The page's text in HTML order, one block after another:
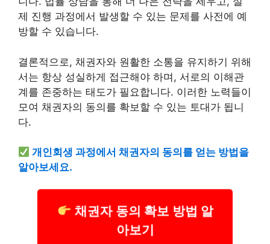
제 진행 과정에서 발생할 수 있는 문제를 사전에 예
방할 수 있습니다.
결론적으로, 채권자와 원활한 소통을 유지하기 위해
서는 항상 성실하게 접근해야 하며, 서로의 이해관
계를 존중하는 태도가 필요합니다. 이러한 노력들이
모여 채권자의 동의를 확보할 수 있는 토대가 됩니
다.
개인회생 과정에서 채권자의 동의를 얻는 방법을
알아보세요.
채권자 동의 확보 방법 알
아보기